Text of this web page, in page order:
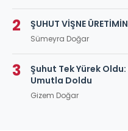
2 ŞUHUT VİŞNE
Sümeyra Doğar
3
Şuhut Tek Yürek
Umutla Doldu
Gizem Doğar